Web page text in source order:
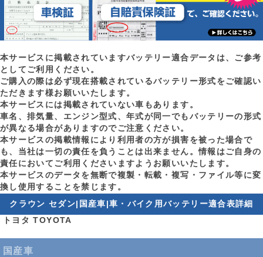
本サービスに掲載されていますバッテリー適合データは、ご参考
としてご利用ください。
ご購入の際は必ず現在搭載されているバッテリー形式をご確認い
ただきます様お願いいたします。
本サービスには掲載されていない車もあります。
車名、排気量、エンジン型式、年式が同一でもバッテリーの形式
が異なる場合がありますのでご注意ください。
本サービスの掲載情報により利用者の方が損害を被った場合で
も、当社は一切の責任を負うことは出来ません。情報はご自身の
責任においてご利用くださいますようお願いいたします。
本サービスのデータを無断で複製・転載・複写・ファイル等に変
換し使用することを禁じます。
クラウン セダン|国産車|車・バイク用バッテリー適合表詳細
トヨタ TOYOTA
国産車